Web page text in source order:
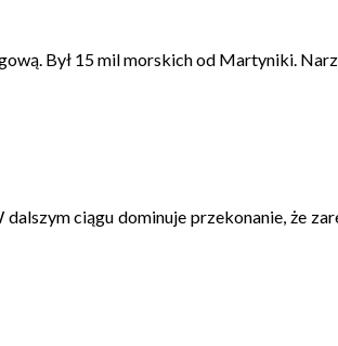
Był 15 mil morskich od Martyniki.
ciągu dominuje przekonanie, że